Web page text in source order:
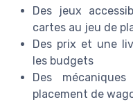
Des jeux
cartes au jeu de
Des prix et une
les budgets
Des
placement de